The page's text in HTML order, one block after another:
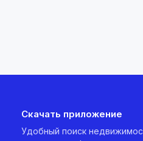
Скачать приложение
Удобный поиск